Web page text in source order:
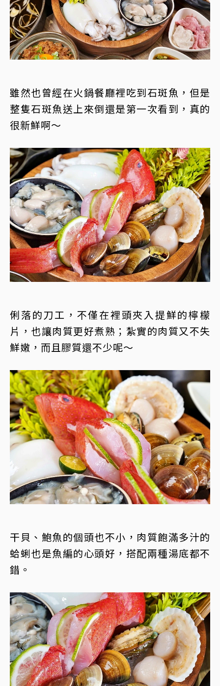
雖然也曾經在火鍋餐廳裡吃到石斑魚，但是
整隻石斑魚送上來倒還是第一次看到，真的
很新鮮啊～
俐落的刀工，不僅在裡頭夾入提鮮的檸檬
片，也讓肉質更好煮熟；紮實的肉質又不失
鮮嫩，而且膠質還不少呢～
干貝、鮑魚的個頭也不小，肉質飽滿多汁的
蛤蜊也是魚編的心頭好，搭配兩種湯底都不
錯。